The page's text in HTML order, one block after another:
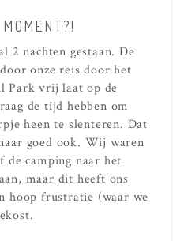
2 nachten gestaan. De
onze reis door het
Park vrij laat op de
de tijd hebben om
heen te slenteren. Dat
goed ook. Wij waren
de camping naar het
maar dit heeft ons
hoop frustratie (waar we